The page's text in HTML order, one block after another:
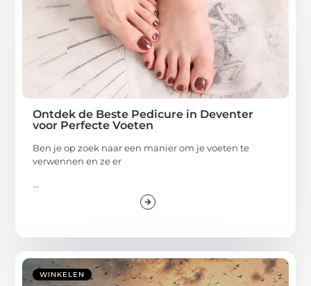
Ontdek de Beste Pedicure in Deventer
voor Perfecte Voeten
Ben je op zoek naar een manier om je voeten te
verwennen en ze er
...
WINKELEN